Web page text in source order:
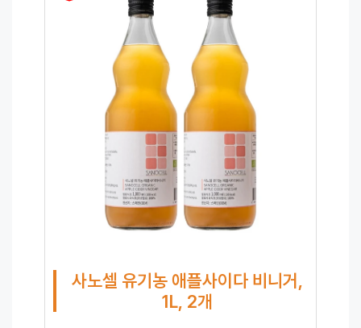
사노셀 유기농 애플사이다 비니거,
1L, 2개